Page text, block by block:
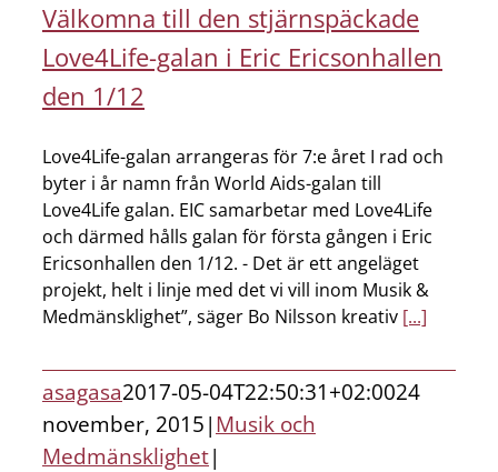
Välkomna till den stjärnspäckade
Love4Life-galan i Eric Ericsonhallen
den 1/12
Love4Life-galan arrangeras för 7:e året I rad och
byter i år namn från World Aids-galan till
Love4Life galan. EIC samarbetar med Love4Life
och därmed hålls galan för första gången i Eric
Ericsonhallen den 1/12. - Det är ett angeläget
projekt, helt i linje med det vi vill inom Musik &
Medmänsklighet”, säger Bo Nilsson kreativ [...]
asagasa2017-05-04T22:50:31+02:0024
november, 2015|Musik och
Medmänsklighet|